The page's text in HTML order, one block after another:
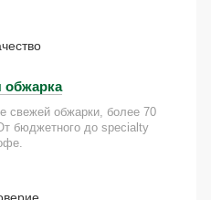
обжарка
свежей обжарки, более 70
бюджетного до specialty